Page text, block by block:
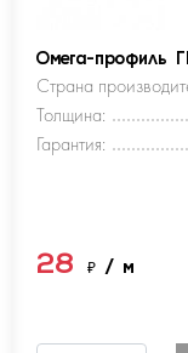
Омега-профиль
Страна
Толщина:
Гарантия:
28₽/ м